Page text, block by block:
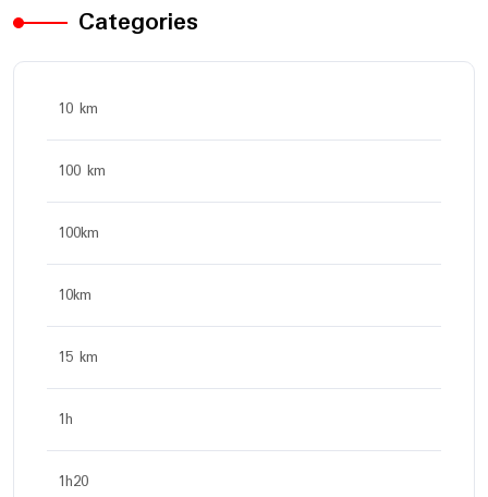
Categories
10 km
100 km
100km
10km
15 km
1h
1h20